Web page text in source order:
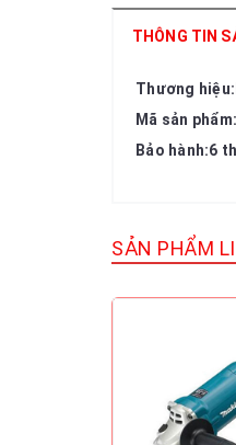
THÔNG TIN
Thương hiệu:
Mã sản
Bảo hành:6
SẢN PHẨM